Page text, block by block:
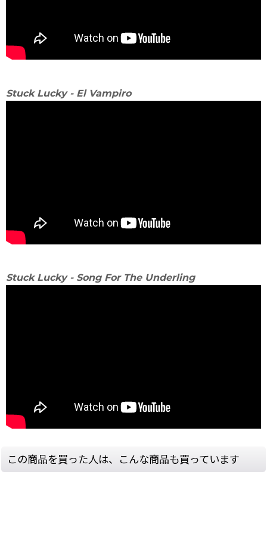
Stuck Lucky - El Vampiro
Stuck Lucky - Song For The Underling
この商品を買った人は、こんな商品も買っています